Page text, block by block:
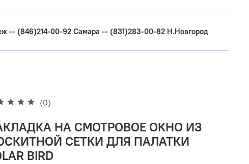
-- (846)214-00-92 Самара -- (831)283-00-82 Н.Новгород
(0)
НА СМОТРОВОЕ ОКНО ИЗ
СЕТКИ ДЛЯ ПАЛАТКИ
BIRD